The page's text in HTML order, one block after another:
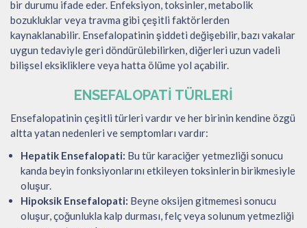
bir durumu ifade eder. Enfeksiyon, toksinler, metabolik
bozukluklar veya travma gibi çeşitli faktörlerden
kaynaklanabilir. Ensefalopatinin şiddeti değişebilir, bazı vakalar
uygun tedaviyle geri döndürülebilirken, diğerleri uzun vadeli
bilişsel eksikliklere veya hatta ölüme yol açabilir.
ENSEFALOPATI TÜRLERI
Ensefalopatinin çeşitli türleri vardır ve her birinin kendine özgü
altta yatan nedenleri ve semptomları vardır:
Hepatik Ensefalopati: Bu tür karaciğer yetmezliği sonucu
kanda beyin fonksiyonlarını etkileyen toksinlerin birikmesiyle
oluşur.
Hipoksik Ensefalopati: Beyne oksijen gitmemesi sonucu
oluşur, çoğunlukla kalp durması, felç veya solunum yetmezliği